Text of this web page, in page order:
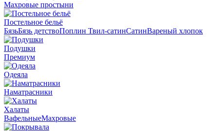
Махровые простыни
Постельное бельё
БязьБязь детствоПоплин Твил-сатинСатинВареный хлопок
Подушки
Премиум
Одеяла
Наматрасники
Халаты
ВафельныеМахровые